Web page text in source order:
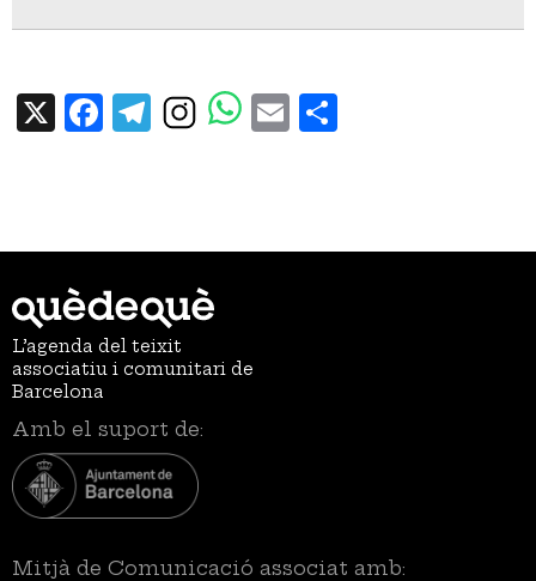
X Facebook
TelegramEmail
L’agenda del teixit
associatiu i comunitari de
Barcelona
Amb el suport de:
Mitjà de Comunicació associat amb: